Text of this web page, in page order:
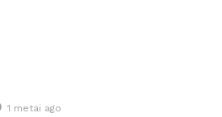
1 metai ago